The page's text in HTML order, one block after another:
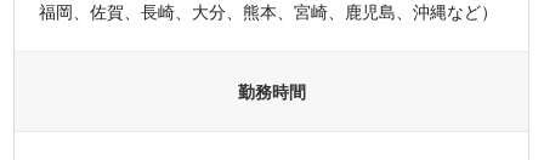
福岡、佐賀、長崎、大分、熊本、宮崎、鹿児島、沖縄など）
勤務時間